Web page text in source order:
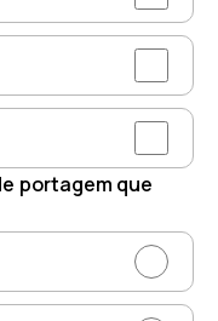
portagem que